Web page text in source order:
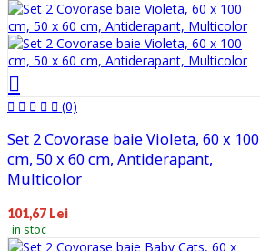
(0)
Set 2 Covorase baie Violeta, 60 x 100
cm, 50 x 60 cm, Antiderapant,
Multicolor
101,67 Lei
in stoc